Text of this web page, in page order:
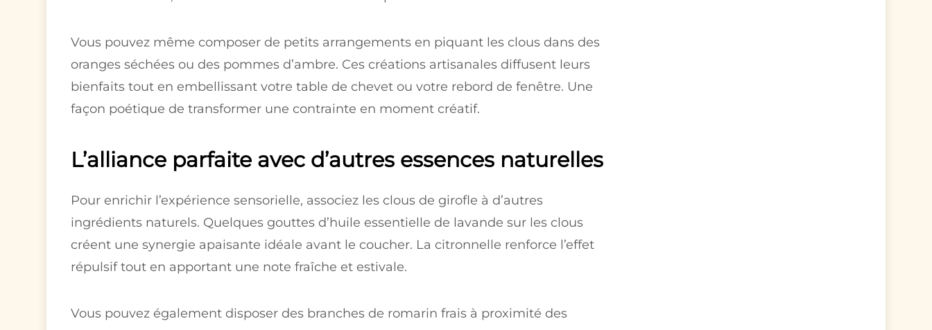
Vous pouvez même composer de petits arrangements en piquant les clous dans des
oranges séchées ou des pommes d’ambre. Ces créations artisanales diffusent leurs
bienfaits tout en embellissant votre table de chevet ou votre rebord de fenêtre. Une
façon poétique de transformer une contrainte en moment créatif.
L’alliance parfaite avec d’autres essences naturelles
Pour enrichir l’expérience sensorielle, associez les clous de girofle à d’autres
ingrédients naturels. Quelques gouttes d’huile essentielle de lavande sur les clous
créent une synergie apaisante idéale avant le coucher. La citronnelle renforce l’effet
répulsif tout en apportant une note fraîche et estivale.
Vous pouvez également disposer des branches de romarin frais à proximité des